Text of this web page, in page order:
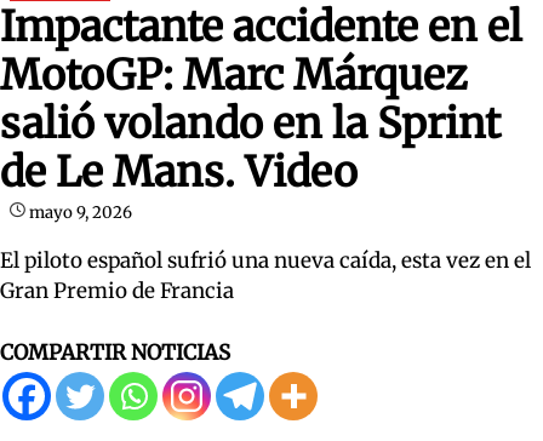
Impactante accidente en el
MotoGP: Marc Márquez
salió volando en la Sprint
de Le Mans. Video
mayo 9, 2026
El piloto español sufrió una nueva caída, esta vez en el
Gran Premio de Francia
COMPARTIR NOTICIAS